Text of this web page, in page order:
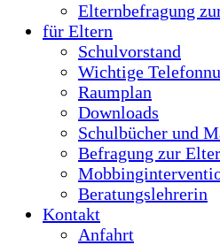
Elternbefragung
für Eltern
Schulvorstand
Wichtige
Raumplan
Downloads
Schulbücher und
Befragung zur
Beratungslehrerin
Kontakt
Anfahrt